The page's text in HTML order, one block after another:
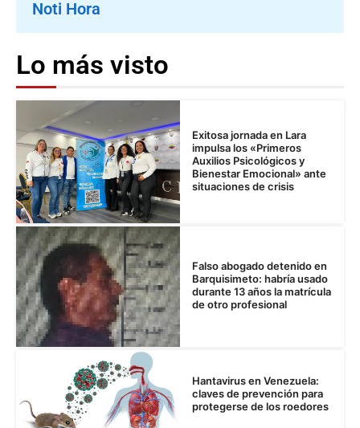
Noti Hora
Lo más visto
Exitosa jornada en Lara
impulsa los «Primeros
Auxilios Psicológicos y
Bienestar Emocional» ante
situaciones de crisis
Falso abogado detenido en
Barquisimeto: habría usado
durante 13 años la matrícula
de otro profesional
Hantavirus en Venezuela:
claves de prevención para
protegerse de los roedores